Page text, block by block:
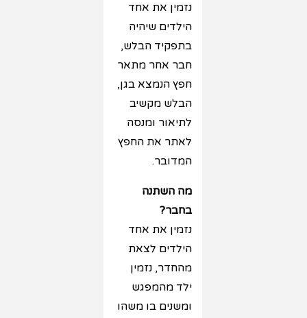
נזמין את אחד
הילדים שיהיה
בתפקיד הבלש,
חבר אחר מתאר
חפץ הנמצא בגן,
הבלש מקשיב
לתיאור ומנסה
לאתר את החפץ
המדובר.
מה השתנה
בחבר?
נזמין את אחד
הילדים לצאת
מהחדר, נזמין
ילד מהמפגש
ומשנים בו משהו